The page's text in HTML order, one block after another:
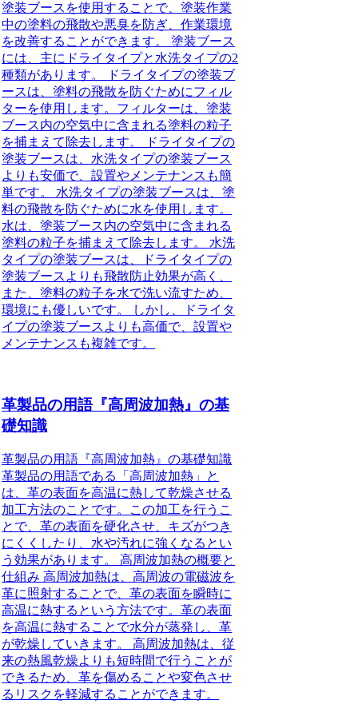
塗装ブースを使用することで、塗装作業
中の塗料の飛散や悪臭を防ぎ、作業環境
を改善することができます。 塗装ブース
には、主にドライタイプと水洗タイプの2
種類があります。 ドライタイプの塗装ブ
ースは、塗料の飛散を防ぐためにフィル
ターを使用します。フィルターは、塗装
ブース内の空気中に含まれる塗料の粒子
を捕まえて除去します。 ドライタイプの
塗装ブースは、水洗タイプの塗装ブース
よりも安価で、設置やメンテナンスも簡
単です。 水洗タイプの塗装ブースは、塗
料の飛散を防ぐために水を使用します。
水は、塗装ブース内の空気中に含まれる
塗料の粒子を捕まえて除去します。 水洗
タイプの塗装ブースは、ドライタイプの
塗装ブースよりも飛散防止効果が高く、
また、塗料の粒子を水で洗い流すため、
環境にも優しいです。 しかし、ドライタ
イプの塗装ブースよりも高価で、設置や
メンテナンスも複雑です。
革製品の用語『高周波加熱』の基
礎知識
革製品の用語『高周波加熱』の基礎知識
革製品の用語である「高周波加熱」と
は、革の表面を高温に熱して乾燥させる
加工方法のことです。この加工を行うこ
とで、革の表面を硬化させ、キズがつき
にくくしたり、水や汚れに強くなるとい
う効果があります。 高周波加熱の概要と
仕組み 高周波加熱は、高周波の電磁波を
革に照射することで、革の表面を瞬時に
高温に熱するという方法です。革の表面
を高温に熱することで水分が蒸発し、革
が乾燥していきます。 高周波加熱は、従
来の熱風乾燥よりも短時間で行うことが
できるため、革を傷めることや変色させ
るリスクを軽減することができます。